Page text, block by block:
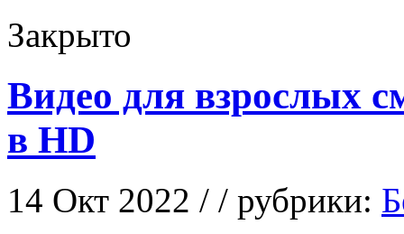
Закрыто
Видео для взрослых
в HD
14 Окт 2022 / / рубрики: